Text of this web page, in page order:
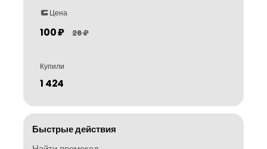
Цена
100 ₽ 28 ₽
Купили
1 424
Быстрые действия